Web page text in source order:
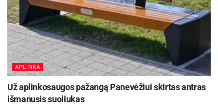
APLINKA
Už aplinkosaugos pažangą Panevėžiui skirtas antras
išmanusis suoliukas